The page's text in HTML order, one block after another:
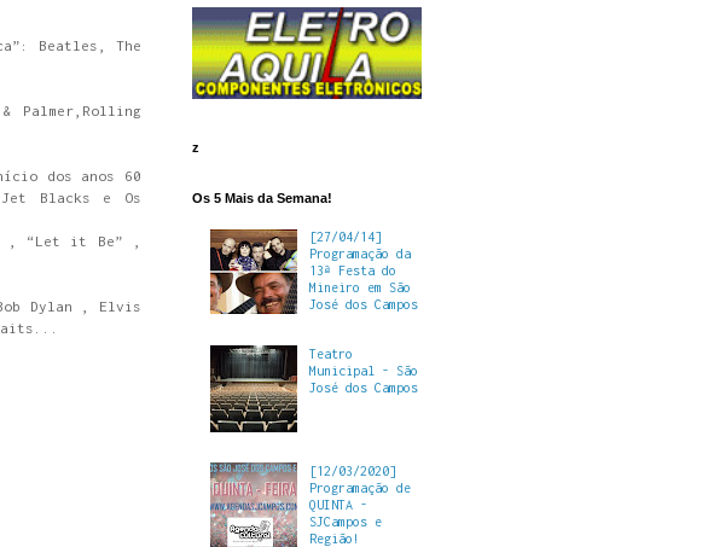
Beatles, The
& Palmer,Rolling
dos anos 60
Blacks e Os
, “Let it Be” ,
Dylan , Elvis
z
Os 5 Mais da Semana!
[27/04/14]
Programação da
13ª Festa do
Mineiro em São
José dos Campos
Teatro
Municipal - São
José dos Campos
[12/03/2020]
Programação de
QUINTA -
SJCampos e
Região!